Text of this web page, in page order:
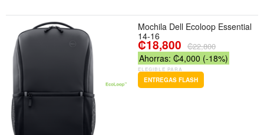
Mochila Dell Ecoloop Essential
14-16
₡18,800 ₡22,800
Ahorras: ₡4,000 (-18%)
ELEGIBLE PARA
ENTREGAS FLASH